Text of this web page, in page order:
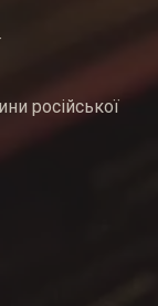
російської